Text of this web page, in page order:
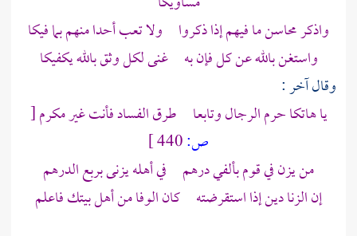
واذكر محاسن ما فيهم إذا ذكروا ولا تعب أحدا منهم بما فيكا
واستغن بالله عن كل فإن به غنى لكل وثق بالله يكفيكا
وقال آخر :
يا هاتكا حرم الرجال وتابعا طرق الفساد فأنت غير مكرم[
ص:
من يزن في قوم بألفي درهم في أهله يزنى بربع الدرهم
إن الزنا دين إذا استقرضته كان الوفا من أهل بيتك فاعلم